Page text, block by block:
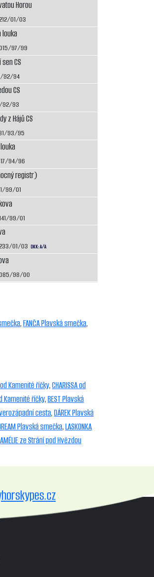
Horou
01/03
louka
97/99
CS
92/94
CS
92/93
z Hájů CS
93/95
94/96
registr)
99/01
99/01
01/03 DKK: A/A
98/00
,FANČA Plavská smečka,
od Kamenité říčky,CHARISSA od
Kamenité říčky,BEST Plavská
cesta,DÁREK Plavská
Plavská smečka,LASKONKA
AMÉLIE ze Strání pod Hvězdou